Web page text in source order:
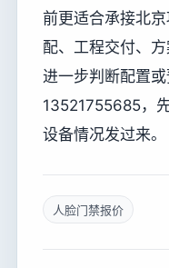
前更适合承接北
配、工程交付、
进一步判断配置
13521755685，
设备情况发过来。
人脸门禁报价